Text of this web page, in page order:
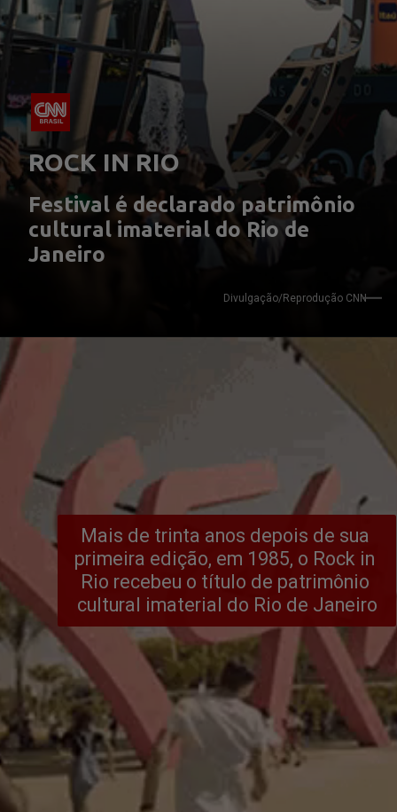
ROCK IN RIO
Divulgação/Reprodução CNN
Festival é declarado patrimônio
cultural imaterial do Rio de
Janeiro
Mais de trinta anos depois de sua
primeira edição, em 1985, o Rock in
Rio recebeu o título de patrimônio
cultural imaterial do Rio de Janeiro